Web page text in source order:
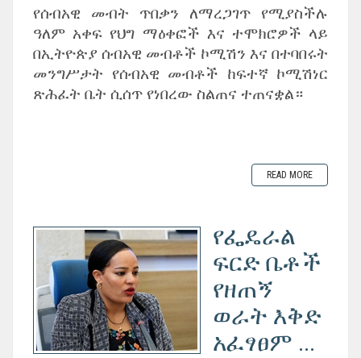
የሰብአዊ መብት ጥበቃን ለማረጋገጥ የሚያስችሉ
ዓለም አቀፍ የህግ ማዕቀፎች እና ተሞክሮዎች ላይ
በኢትዮጵያ ሰብአዊ መብቶች ኮሚሽን እና በተባበሩት
መንግሥታት የሰብአዊ መብቶች ከፍተኛ ኮሚሽነር
ጽሕፈት ቤት ሲሰጥ የነበረው ስልጠና ተጠናቋል።
READ MORE
የፌዴራል
ፍርድ ቤቶች
የዘጠኝ
ወራት እቅድ
አፈፃፀም ...